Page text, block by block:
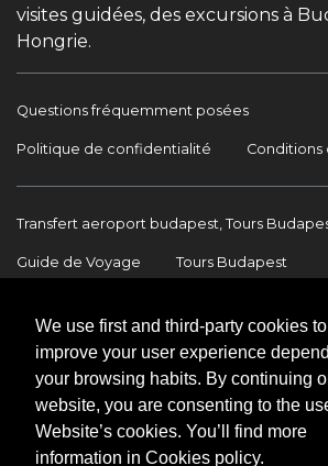
We use first and third-party cookies to
improve your user experience
your browsing habits. By continuing
website, you are consenting to the
Website’s cookies. You’ll find more
information in Cookies policy.
visites guidées, des excursions à
Hongrie.
Questions fréquemment posées
Politique de confidentialité Conditions
Transfert aeroport budapest, Tours
Guide de Voyage Tours Budapest